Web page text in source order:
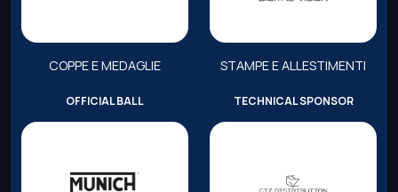
COPPE E MEDAGLIE STAMPE E ALLESTIMENTI
OFFICIAL BALL TECHNICAL SPONSOR